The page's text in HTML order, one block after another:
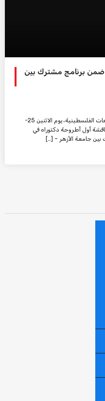
ضمن برنامج مشترك بين
غزة، إذاعة صوت الوطن – شهدت الجامعات الفلسطينية، يوم الاثنين 25-
في مناقشة أول أطروحة دكتوراه في
جامعة الأزهر – […]